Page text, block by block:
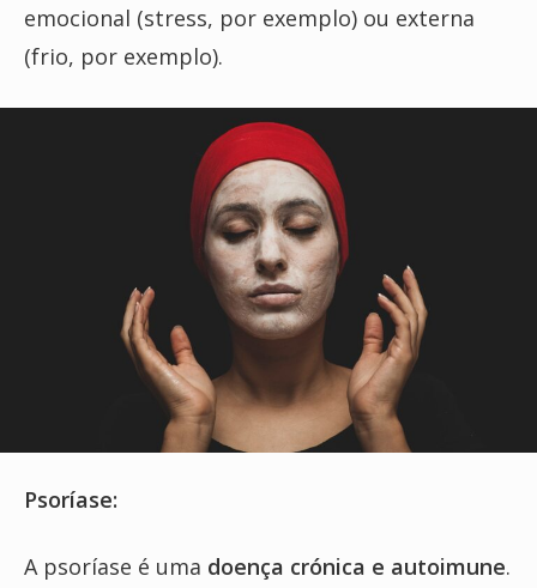
emocional (stress, por exemplo) ou externa
(frio, por exemplo).
Psoríase:
A psoríase é uma doença crónica e autoimune.